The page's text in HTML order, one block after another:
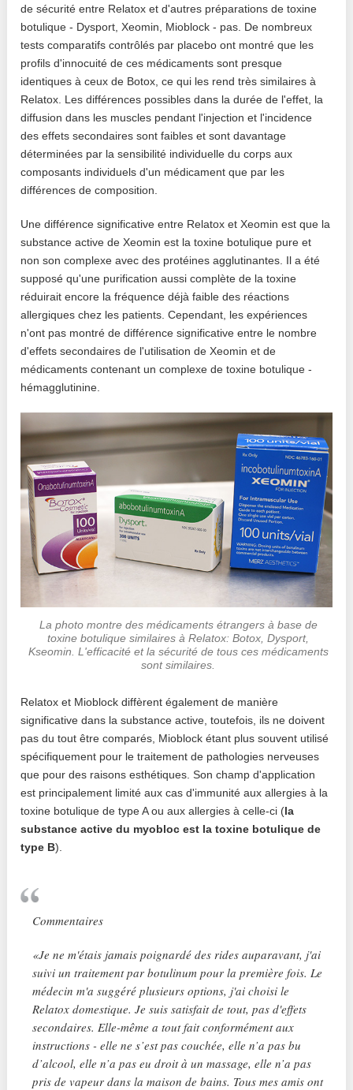
de sécurité entre Relatox et d'autres préparations de toxine
botulique - Dysport, Xeomin, Mioblock - pas. De nombreux
tests comparatifs contrôlés par placebo ont montré que les
profils d'innocuité de ces médicaments sont presque
identiques à ceux de Botox, ce qui les rend très similaires à
Relatox. Les différences possibles dans la durée de l'effet, la
diffusion dans les muscles pendant l'injection et l'incidence
des effets secondaires sont faibles et sont davantage
déterminées par la sensibilité individuelle du corps aux
composants individuels d'un médicament que par les
différences de composition.
Une différence significative entre Relatox et Xeomin est que la
substance active de Xeomin est la toxine botulique pure et
non son complexe avec des protéines agglutinantes. Il a été
supposé qu'une purification aussi complète de la toxine
réduirait encore la fréquence déjà faible des réactions
allergiques chez les patients. Cependant, les expériences
n'ont pas montré de différence significative entre le nombre
d'effets secondaires de l'utilisation de Xeomin et de
médicaments contenant un complexe de toxine botulique -
hémagglutinine.
La photo montre des médicaments étrangers à base de
toxine botulique similaires à Relatox: Botox, Dysport,
Kseomin. L'efficacité et la sécurité de tous ces médicaments
sont similaires.
Relatox et Mioblock diffèrent également de manière
significative dans la substance active, toutefois, ils ne doivent
pas du tout être comparés, Mioblock étant plus souvent utilisé
spécifiquement pour le traitement de pathologies nerveuses
que pour des raisons esthétiques. Son champ d'application
est principalement limité aux cas d'immunité aux allergies à la
toxine botulique de type A ou aux allergies à celle-ci (la
substance active du myobloc est la toxine botulique de
type B).
Commentaires
«Je ne m'étais jamais poignardé des rides auparavant, j'ai
suivi un traitement par botulinum pour la première fois. Le
médecin m'a suggéré plusieurs options, j'ai choisi le
Relatox domestique. Je suis satisfait de tout, pas d'effets
secondaires. Elle-même a tout fait conformément aux
instructions - elle ne s’est pas couchée, elle n’a pas bu
d’alcool, elle n’a pas eu droit à un massage, elle n’a pas
pris de vapeur dans la maison de bains. Tous mes amis ont